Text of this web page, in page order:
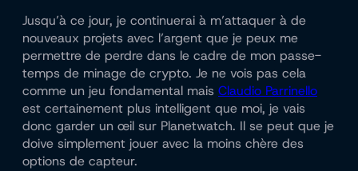
Jusqu’à ce jour, je continuerai à m’attaquer à de
nouveaux projets avec l’argent que je peux me
permettre de perdre dans le cadre de mon passe-
temps de minage de crypto. Je ne vois pas cela
comme un jeu fondamental mais Claudio Parrinello
est certainement plus intelligent que moi, je vais
donc garder un œil sur Planetwatch. Il se peut que je
doive simplement jouer avec la moins chère des
options de capteur.